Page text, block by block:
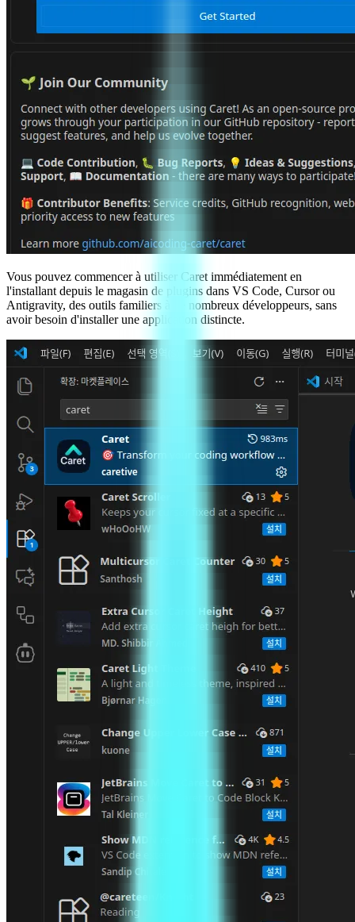
Vous pouvez commencer à utiliser Caret immédiatement en
l'installant depuis le magasin de plugins dans VS Code, Cursor ou
Antigravity, des outils familiers à de nombreux développeurs, sans
avoir besoin d'installer une application distincte.